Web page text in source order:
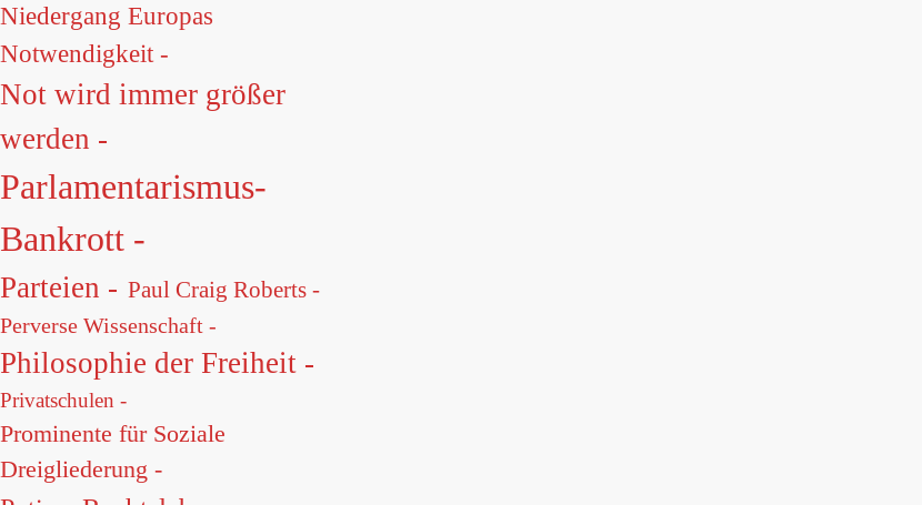
Niedergang Europas
Notwendigkeit -
Not wird immer größer
werden -
Parlamentarismus-
Bankrott -
Parteien - Paul Craig Roberts -
Perverse Wissenschaft -
Philosophie der Freiheit -
Privatschulen -
Prominente für Soziale
Dreigliederung -